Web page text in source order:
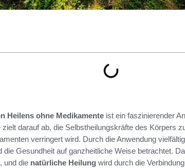
Heilens ohne Medikamente ist ein faszinierender
darauf ab, die Selbstheilungskräfte des Körpers
verringert wird. Durch die Anwendung
die Gesundheit auf ganzheitliche Weise betrachtet.
und die natürliche Heilung wird durch die